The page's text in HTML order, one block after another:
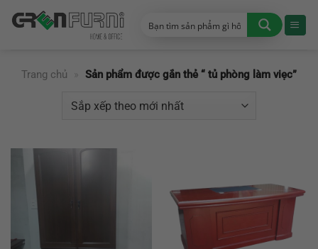
đến
Trang chủ
» Sản phẩm được gắn thẻ “ tủ phòng làm viẹc”